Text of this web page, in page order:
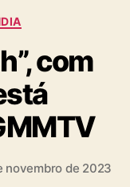
com
novembro de 2023